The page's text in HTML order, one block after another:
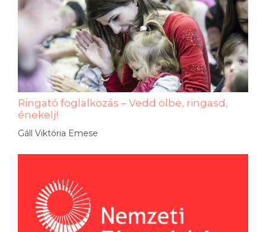
Ringató foglalkozás – Vedd ölbe, ringasd,
énekelj!
Gáll Viktória Emese